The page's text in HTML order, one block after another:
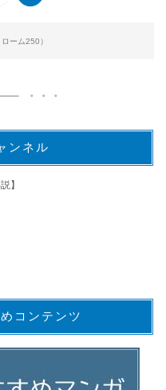
ーム250）
ンネル
コンテンツ